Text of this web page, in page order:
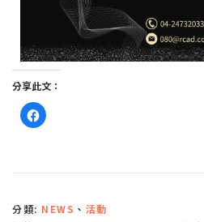
分享此文：
按
一
e
分類: NEWS 、 活動